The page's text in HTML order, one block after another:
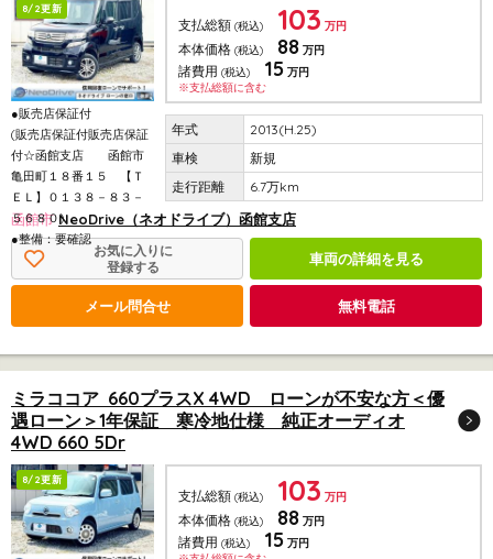
8/2更新
●販売店保証付
(販売店保証付販売店保証
付☆函館支店 函館市
亀田町１８番１５ 【Ｔ
ＥＬ】０１３８－８３－
５６８０)
●整備：要確認
支払総額 (税込) 103 万円
本体価格 (税込) 88 万円
諸費用 (税込) 15 万円
※支払総額に含む
2013(H.25)
新規
6.7万km
函館市 NeoDrive（ネオドライブ）函館支店
お気に入りに
登録する
車両の詳細を見る
メール問合せ 無料電話
ミラココア 660プラスX 4WD ローンが不安な方＜優
遇ローン＞1年保証 寒冷地仕様 純正オーディオ
4WD 660 5Dr
8/2更新
支払総額 (税込) 103 万円
本体価格 (税込) 88 万円
諸費用 (税込) 15 万円